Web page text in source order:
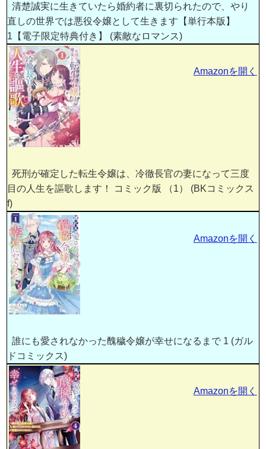
清楚誠実に生きていたら婚約者に裏切られたので、やり
直しの世界では悪役令嬢として生きます【単行本版】
1【電子限定特典付き】 (素敵なロマンス)
死刑が確定した転生令嬢は、冷徹長官の妻になって三度
目の人生を謳歌します！ コミック版 （1） (BKコミックス
f)
Amazonを開く
誰にも愛されなかった醜穢令嬢が幸せになるまで 1 (ガル
ドコミックス)
Amazonを開く
Amazonを開く